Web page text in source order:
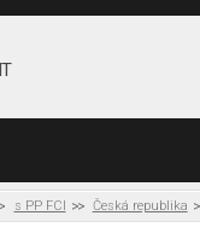
s PP FCI Česká republika